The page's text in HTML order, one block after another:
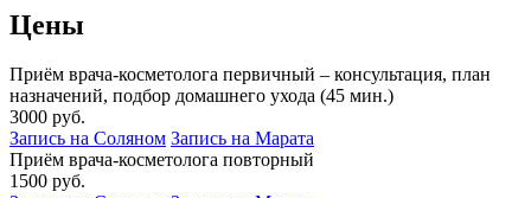
Цены
Приём врача-косметолога первичный – консультация, план
назначений, подбор домашнего ухода (45 мин.)
3000 руб.
Запись на Соляном Запись на Марата
Приём врача-косметолога повторный
1500 руб.